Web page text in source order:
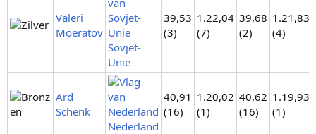
Valeri
Moeratov
Sovjet-
Unie
39,53
(3)
1.22,04
(7)
39,68
(2)
1.21,83
(4)
Ard
Schenk
Nederland
40,91
(16)
1.20,02
(1)
40,62
(16)
1.19,93
(1)